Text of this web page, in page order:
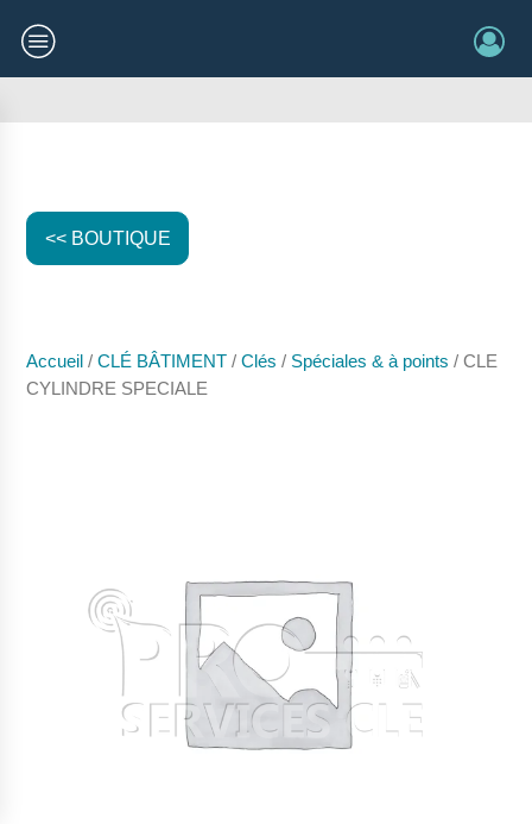
<< BOUTIQUE
Accueil /CLÉ BÂTIMENT /Clés / Spéciales & à points / CLE
CYLINDRE SPECIALE